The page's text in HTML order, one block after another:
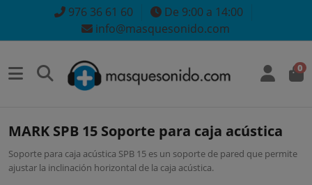
976 36 61 60
De 9:00 a 14:00
info@masquesonido.com
0
MARK SPB 15 Soporte para caja acústica
Soporte para caja acústica SPB 15 es un soporte de pared que permite
ajustar la inclinación horizontal de la caja acústica.